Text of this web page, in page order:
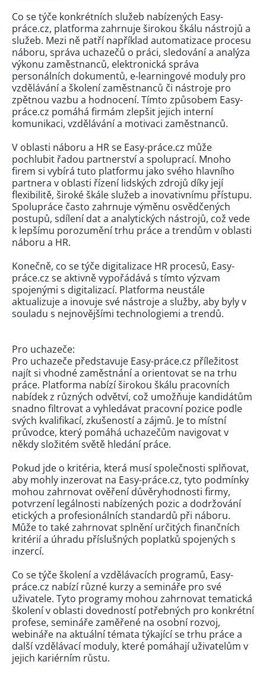
Co se týče konkrétních služeb nabízených Easy-
práce.cz, platforma zahrnuje širokou škálu nástrojů a
služeb. Mezi ně patří například automatizace procesu
náboru, správa uchazečů o práci, sledování a analýza
výkonu zaměstnanců, elektronická správa
personálních dokumentů, e-learningové moduly pro
vzdělávání a školení zaměstnanců či nástroje pro
zpětnou vazbu a hodnocení. Tímto způsobem Easy-
práce.cz pomáhá firmám zlepšit jejich interní
komunikaci, vzdělávání a motivaci zaměstnanců.
V oblasti náboru a HR se Easy-práce.cz může
pochlubit řadou partnerství a spoluprací. Mnoho
firem si vybírá tuto platformu jako svého hlavního
partnera v oblasti řízení lidských zdrojů díky její
flexibilitě, široké škále služeb a inovativnímu přístupu.
Spolupráce často zahrnuje výměnu osvědčených
postupů, sdílení dat a analytických nástrojů, což vede
k lepšímu porozumění trhu práce a trendům v oblasti
náboru a HR.
Konečně, co se týče digitalizace HR procesů, Easy-
práce.cz se aktivně vypořádává s tímto výzvam
spojenými s digitalizací. Platforma neustále
aktualizuje a inovuje své nástroje a služby, aby byly v
souladu s nejnovějšími technologiemi a trendů.
Pro uchazeče:
Pro uchazeče představuje Easy-práce.cz příležitost
najít si vhodné zaměstnání a orientovat se na trhu
práce. Platforma nabízí širokou škálu pracovních
nabídek z různých odvětví, což umožňuje kandidátům
snadno filtrovat a vyhledávat pracovní pozice podle
svých kvalifikací, zkušeností a zájmů. Je to místní
průvodce, který pomáhá uchazečům navigovat v
někdy složitém světě hledání práce.
Pokud jde o kritéria, která musí společnosti splňovat,
aby mohly inzerovat na Easy-práce.cz, tyto podmínky
mohou zahrnovat ověření důvěryhodnosti firmy,
potvrzení legálnosti nabízených pozic a dodržování
etických a profesionálních standardů při náboru.
Může to také zahrnovat splnění určitých finančních
kritérií a úhradu příslušných poplatků spojených s
inzercí.
Co se týče školení a vzdělávacích programů, Easy-
práce.cz nabízí různé kurzy a semináře pro své
uživatele. Tyto programy mohou zahrnovat tematická
školení v oblasti dovedností potřebných pro konkrétní
profese, semináře zaměřené na osobní rozvoj,
webináře na aktuální témata týkající se trhu práce a
další vzdělávací moduly, které pomáhají uživatelům v
jejich kariérním růstu.